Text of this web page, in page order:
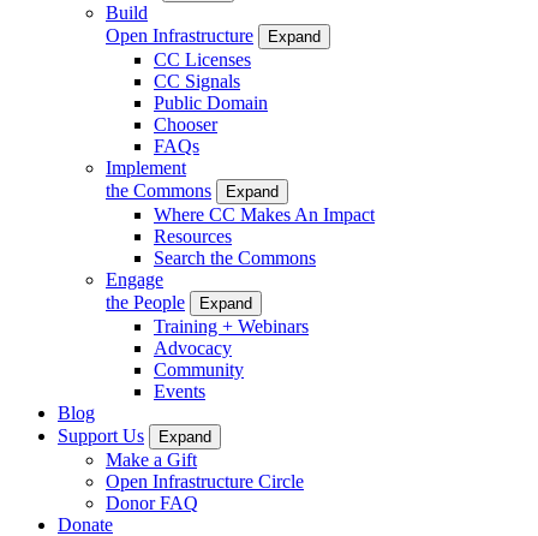
Build
Open Infrastructure
Expand
CC Licenses
CC Signals
Public Domain
Chooser
FAQs
Implement
the Commons
Expand
Where CC Makes An Impact
Resources
Search the Commons
Engage
the People
Expand
Training + Webinars
Advocacy
Community
Events
Blog
Support Us
Expand
Make a Gift
Open Infrastructure Circle
Donor FAQ
Donate